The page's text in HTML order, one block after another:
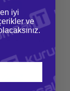
ve Değişim
ve değişim imkanı
iyi
ve